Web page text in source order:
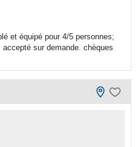
et équipé pour 4/5 personnes;
sur demande. chèques